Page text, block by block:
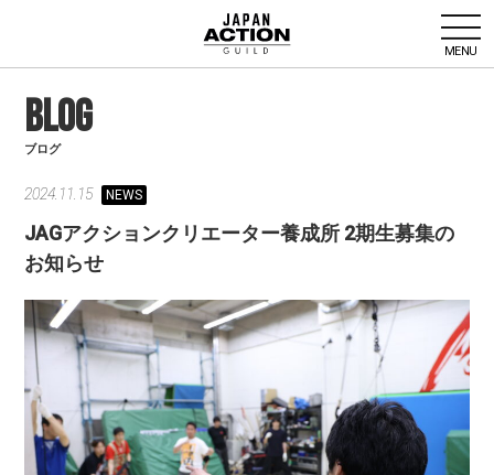
MENU
BLOG
ブログ
2024.11.15 NEWS
JAGアクションクリエーター養成所 2期生募集の
お知らせ